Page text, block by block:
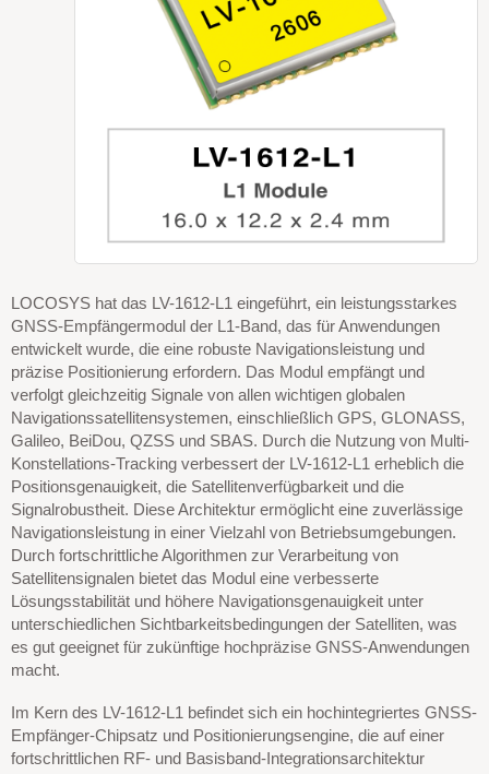
LOCOSYS hat das LV-1612-L1 eingeführt, ein leistungsstarkes
GNSS-Empfängermodul der L1-Band, das für Anwendungen
entwickelt wurde, die eine robuste Navigationsleistung und
präzise Positionierung erfordern. Das Modul empfängt und
verfolgt gleichzeitig Signale von allen wichtigen globalen
Navigationssatellitensystemen, einschließlich GPS, GLONASS,
Galileo, BeiDou, QZSS und SBAS. Durch die Nutzung von Multi-
Konstellations-Tracking verbessert der LV-1612-L1 erheblich die
Positionsgenauigkeit, die Satellitenverfügbarkeit und die
Signalrobustheit. Diese Architektur ermöglicht eine zuverlässige
Navigationsleistung in einer Vielzahl von Betriebsumgebungen.
Durch fortschrittliche Algorithmen zur Verarbeitung von
Satellitensignalen bietet das Modul eine verbesserte
Lösungsstabilität und höhere Navigationsgenauigkeit unter
unterschiedlichen Sichtbarkeitsbedingungen der Satelliten, was
es gut geeignet für zukünftige hochpräzise GNSS-Anwendungen
macht.
Im Kern des LV-1612-L1 befindet sich ein hochintegriertes GNSS-
Empfänger-Chipsatz und Positionierungsengine, die auf einer
fortschrittlichen RF- und Basisband-Integrationsarchitektur